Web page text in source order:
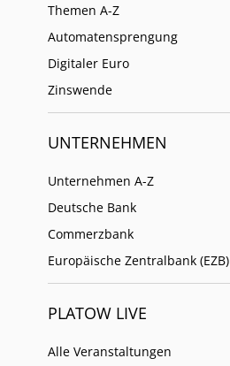
Themen A-Z
Automatensprengung
Digitaler Euro
Zinswende
UNTERNEHMEN
Unternehmen A-Z
Deutsche Bank
Commerzbank
Europäische Zentralbank (EZB)
PLATOW LIVE
Alle Veranstaltungen